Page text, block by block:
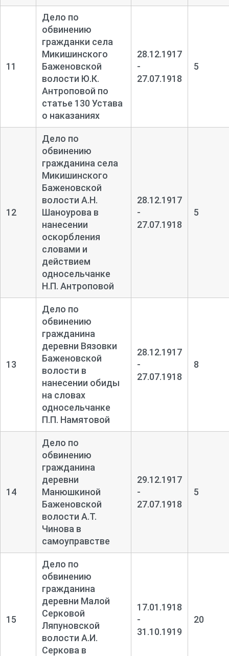
11
Дело по
обвинению
гражданки села
Микишинского
Баженовской
волости Ю.К.
Антроповой по
статье 130 Устава
о наказаниях
28.12.1917
-
27.07.1918
5
12
Дело по
обвинению
гражданина села
Микишинского
Баженовской
волости А.Н.
Шаноурова в
нанесении
оскорбления
словами и
действием
односельчанке
Н.П. Антроповой
28.12.1917
-
27.07.1918
5
13
Дело по
обвинению
гражданина
деревни Вязовки
Баженовской
волости в
нанесении обиды
на словах
односельчанке
П.П. Намятовой
28.12.1917
-
27.07.1918
8
14
Дело по
обвинению
гражданина
деревни
Манюшкиной
Баженовской
волости А.Т.
Чинова в
самоуправстве
29.12.1917
-
27.07.1918
5
15
Дело по
обвинению
гражданина
деревни Малой
Серковой
Ляпуновской
волости А.И.
Серкова в
17.01.1918
-
31.10.1919
20